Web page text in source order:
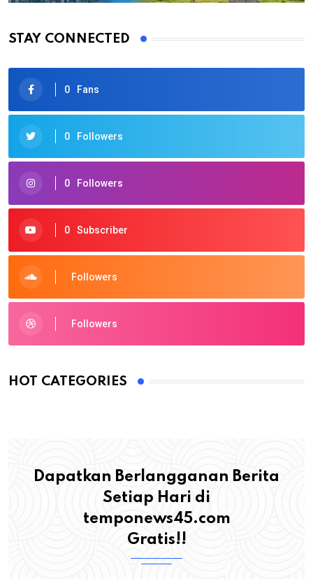
STAY CONNECTED
0 Fans
0 Followers
0 Followers
0 Subscriber
Followers
Followers
HOT CATEGORIES
Dapatkan Berlangganan Berita
Setiap Hari di
temponews45.com
Gratis!!